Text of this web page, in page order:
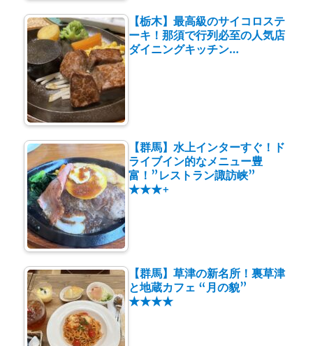
【栃木】最高級のサイコロステ
ーキ！那須で行列必至の人気店
ダイニングキッチン…
【群馬】水上インターすぐ！ド
ライブイン的なメニュー豊
富！”レストラン諏訪峡”
★★★+
【群馬】草津の新名所！裏草津
と地蔵カフェ “月の貌”
★★★★